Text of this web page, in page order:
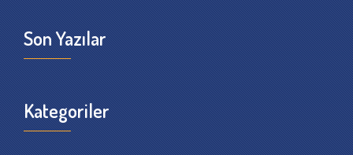
Son Yazılar
Kategoriler